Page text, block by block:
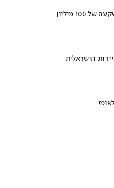
הישראלית